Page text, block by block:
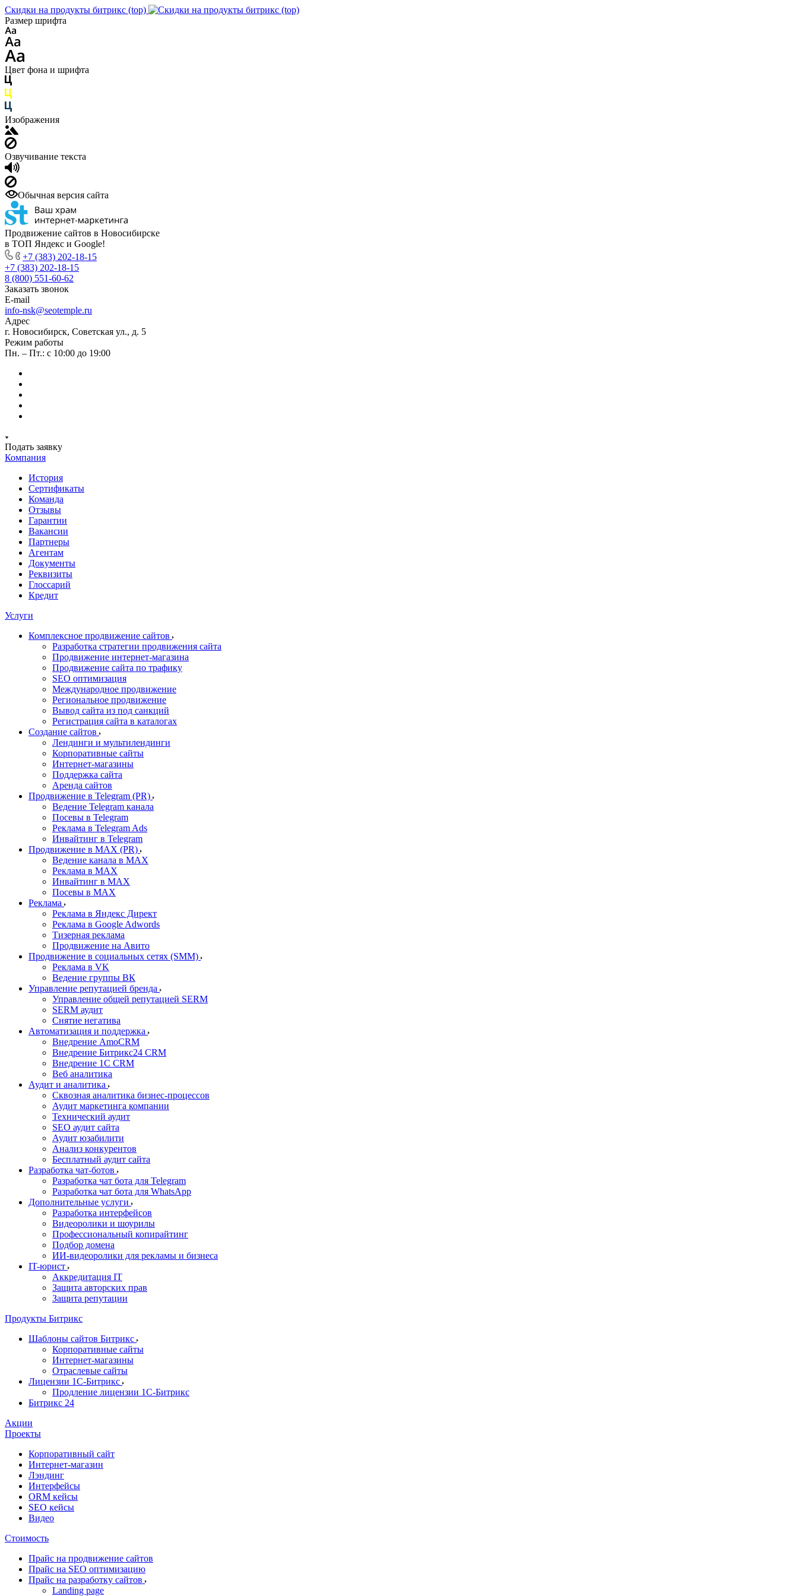
Скидки на продукты битрикс (top)
Размер шрифта
Цвет фона и шрифта
Изображения
Озвучивание текста
Обычная версия сайта
Продвижение сайтов в Новосибирске
в ТОП Яндекс и Google!
+7 (383) 202-18-15
+7 (383) 202-18-15
8 (800) 551-60-62
Заказать звонок
E-mail
info-nsk@seotemple.ru
Адрес
г. Новосибирск, Советская ул., д. 5
Режим работы
Пн. – Пт.: с 10:00 до 19:00
Подать заявку
Компания
История
Сертификаты
Команда
Отзывы
Гарантии
Вакансии
Партнеры
Агентам
Документы
Реквизиты
Глоссарий
Кредит
Услуги
Комплексное продвижение сайтов
Разработка стратегии продвижения сайта
Продвижение интернет-магазина
Продвижение сайта по трафику
SEO оптимизация
Международное продвижение
Региональное продвижение
Вывод сайта из под санкций
Регистрация сайта в каталогах
Создание сайтов
Лендинги и мультилендинги
Корпоративные сайты
Интернет-магазины
Поддержка сайта
Аренда сайтов
Продвижение в Telegram (PR)
Ведение Telegram канала
Посевы в Telegram
Реклама в Telegram Ads
Инвайтинг в Telegram
Продвижение в MAX (PR)
Ведение канала в MAX
Реклама в MAX
Инвайтинг в MAX
Посевы в MAX
Реклама
Реклама в Яндекс Директ
Реклама в Google Adwords
Тизерная реклама
Продвижение на Авито
Продвижение в социальных сетях (SMM)
Реклама в VK
Ведение группы ВК
Управление репутацией бренда
Управление общей репутацией SERM
SERM аудит
Снятие негатива
Автоматизация и поддержка
Внедрение AmoCRM
Внедрение Битрикс24 CRM
Внедрение 1C CRM
Веб аналитика
Аудит и аналитика
Сквозная аналитика бизнес-процессов
Аудит маркетинга компании
Технический аудит
SEO аудит сайта
Аудит юзабилити
Анализ конкурентов
Бесплатный аудит сайта
Разработка чат-ботов
Разработка чат бота для Telegram
Разработка чат бота для WhatsApp
Дополнительные услуги
Разработка интерфейсов
Видеоролики и шоурилы
Профессиональный копирайтинг
Подбор домена
ИИ-видеоролики для рекламы и бизнеса
IT-юрист
Аккредитация IT
Защита авторских прав
Защита репутации
Продукты Битрикс
Шаблоны сайтов Битрикс
Корпоративные сайты
Интернет-магазины
Отраслевые сайты
Лицензии 1С-Битрикс
Продление лицензии 1С-Битрикс
Битрикс 24
Акции
Проекты
Корпоративный сайт
Интернет-магазин
Лэндинг
Интерфейсы
ORM кейсы
SEO кейсы
Видео
Стоимость
Прайс на продвижение сайтов
Прайс на SEO оптимизацию
Прайс на разработку сайтов
Landing page